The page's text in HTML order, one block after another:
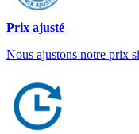
Prix ajusté
Nous ajustons notre prix